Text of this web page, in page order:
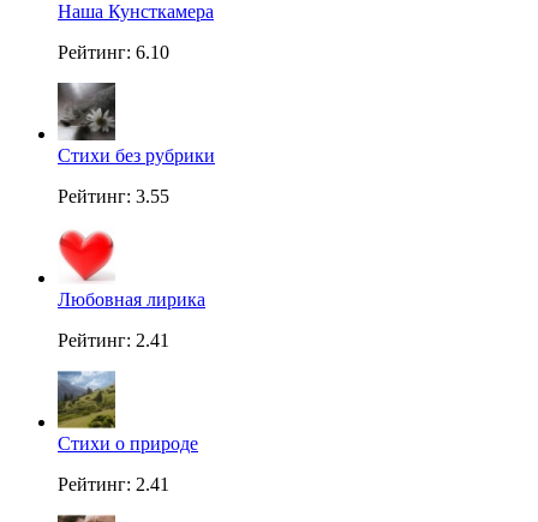
Наша Кунсткамера
Рейтинг: 6.10
Стихи без рубрики
Рейтинг: 3.55
Любовная лирика
Рейтинг: 2.41
Стихи о природе
Рейтинг: 2.41